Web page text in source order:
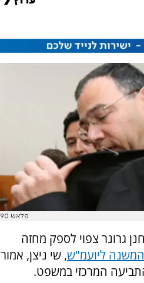
פלאש 90
גרונר צפוי לספק מחזה
המשנה ליועמ"ש, שי ניצן, אמור
המרכזי במשפט.